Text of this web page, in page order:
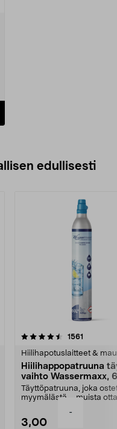
-
edullisesti
1561
Hiilihapotuslaitteet &
Hiilihappopatruuna
vaihto Wassermaxx,
Täyttöpatruuna, joka
myymälästä – muista
3,00
4.5viidestä